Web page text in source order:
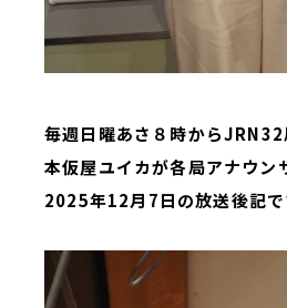
毎週日曜あさ８時からJRN32
本仮屋ユイカが各局アナウン
2025年12月7日の放送後記で